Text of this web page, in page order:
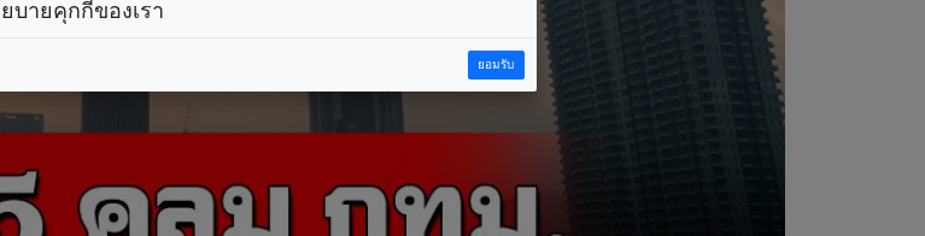
ายคุกกี้ของเรา
ยอมรับ